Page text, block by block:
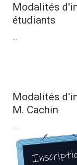
Modalités
étudiants
Modalités
M. Cachin